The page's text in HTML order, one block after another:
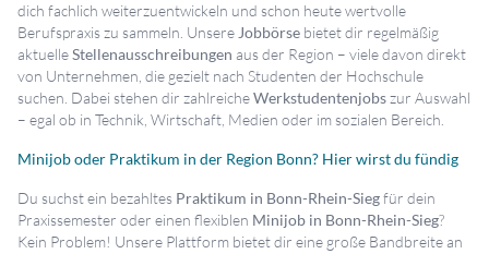
dich fachlich weiterzuentwickeln und schon heute wertvolle
Berufspraxis zu sammeln. Unsere Jobbörse bietet dir regelmäßig
aktuelleStellenausschreibungen aus der Region – viele davon direkt
von Unternehmen, die gezielt nach Studenten der Hochschule
suchen. Dabei stehen dir zahlreicheWerkstudentenjobszur Auswahl
– egal ob in Technik, Wirtschaft, Medien oder im sozialen Bereich.
Minijob oder Praktikum in der Region Bonn? Hier wirst du fündig
Du suchst ein bezahltes Praktikum in Bonn-Rhein-Siegfür dein
Praxissemester oder einen flexiblen Minijob in Bonn-Rhein-Sieg?
Kein Problem! Unsere Plattform bietet dir eine große Bandbreite an